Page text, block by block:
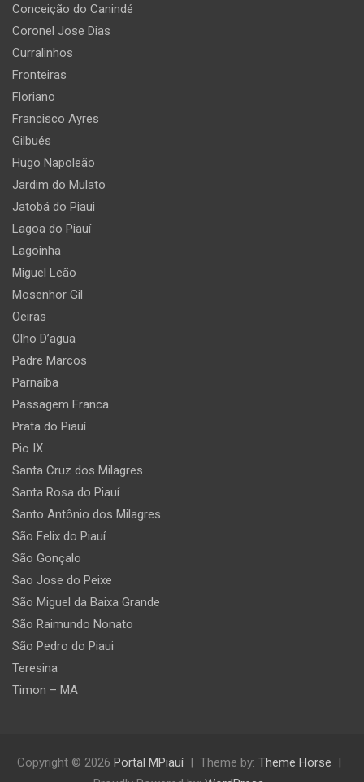
Conceição do Canindé
Coronel Jose Dias
Curralinhos
Fronteiras
Floriano
Francisco Ayres
Gilbués
Hugo Napoleão
Jardim do Mulato
Jatobá do Piaui
Lagoa do Piauí
Lagoinha
Miguel Leão
Mosenhor Gil
Oeiras
Olho D’agua
Padre Marcos
Parnaíba
Passagem Franca
Prata do Piauí
Pio IX
Santa Cruz dos Milagres
Santa Rosa do Piauí
Santo Antônio dos Milagres
São Felix do Piauí
São Gonçalo
Sao Jose do Peixe
São Miguel da Baixa Grande
São Raimundo Nonato
São Pedro do Piaui
Teresina
Timon – MA
Copyright © 2026 Portal MPiauí Theme by: Theme Horse